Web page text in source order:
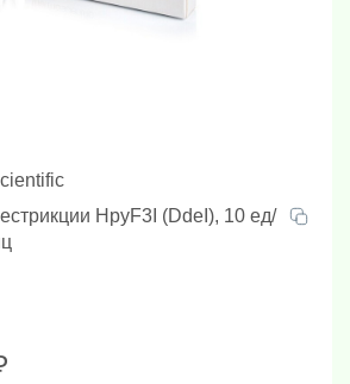
HpyF3I (DdeI), 10 ед/